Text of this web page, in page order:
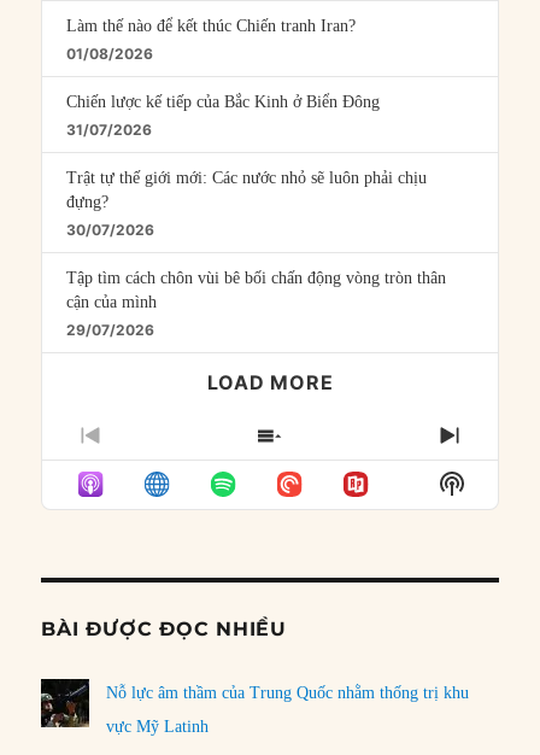
Làm thế nào để kết thúc Chiến tranh Iran?
01/08/2026
Chiến lược kế tiếp của Bắc Kinh ở Biển Đông
31/07/2026
Trật tự thế giới mới: Các nước nhỏ sẽ luôn phải chịu
đựng?
30/07/2026
Tập tìm cách chôn vùi bê bối chấn động vòng tròn thân
cận của mình
29/07/2026
LOAD MORE
PREVIOUS
EPISODE
SHOW
EPISODES
LIST
NEXT
Show
Podcast
BÀI ĐƯỢC ĐỌC NHIỀU
Nỗ lực âm thầm của Trung Quốc nhằm thống trị khu
vực Mỹ Latinh